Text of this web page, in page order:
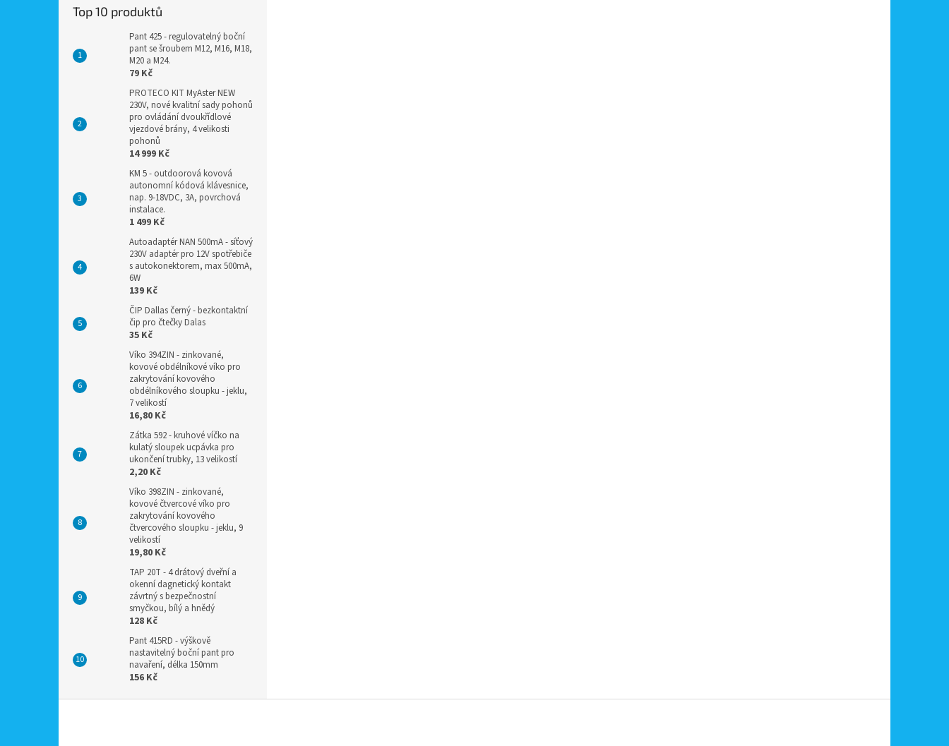
Top 10 produktů
Pant 425 - regulovatelný boční
pant se šroubem M12, M16, M18,
M20 a M24.
79 Kč
PROTECO KIT MyAster NEW
230V, nové kvalitní sady pohonů
pro ovládání dvoukřídlové
vjezdové brány, 4 velikosti
pohonů
14 999 Kč
KM 5 - outdoorová kovová
autonomní kódová klávesnice,
nap. 9-18VDC, 3A, povrchová
instalace.
1 499 Kč
Autoadaptér NAN 500mA - síťový
230V adaptér pro 12V spotřebiče
s autokonektorem, max 500mA,
6W
139 Kč
ČIP Dallas černý - bezkontaktní
čip pro čtečky Dalas
35 Kč
Víko 394ZIN - zinkované,
kovové obdélníkové víko pro
zakrytování kovového
obdélníkového sloupku - jeklu,
7 velikostí
16,80 Kč
Zátka 592 - kruhové víčko na
kulatý sloupek ucpávka pro
ukončení trubky, 13 velikostí
2,20 Kč
Víko 398ZIN - zinkované,
kovové čtvercové víko pro
zakrytování kovového
čtvercového sloupku - jeklu, 9
velikostí
19,80 Kč
TAP 20T - 4 drátový dveřní a
okenní dagnetický kontakt
závrtný s bezpečnostní
smyčkou, bílý a hnědý
128 Kč
Pant 415RD - výškově
nastavitelný boční pant pro
navaření, délka 150mm
156 Kč